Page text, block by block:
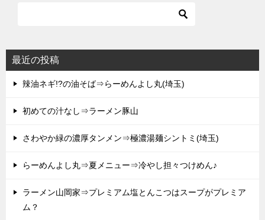
最近の投稿
辣油ネギ!?の油そば⇒らーめんよし丸(埼玉)
初めての汁なし⇒ラーメン豚山
さわやか緑の濃厚タンメン⇒極濃湯麺シントミ(埼玉)
らーめんよし丸⇒夏メニュー⇒冷やし担々つけめん♪
ラーメン山岡家⇒プレミアム塩とんこつはスープがプレミア
ム？